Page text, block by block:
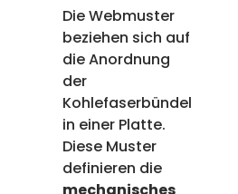
Die Webmuster
beziehen sich auf
die Anordnung
der
Kohlefaserbündel
in einer Platte.
Diese Muster
definieren die
mechanisches